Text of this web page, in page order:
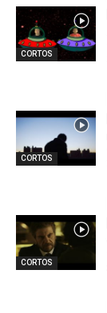
CORTOS
CORTOS
CORTOS